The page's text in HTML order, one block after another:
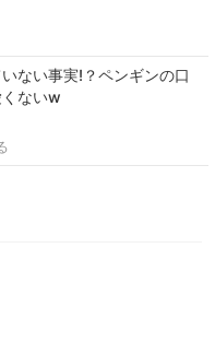
ない事実!？ペンギンの口
ないw